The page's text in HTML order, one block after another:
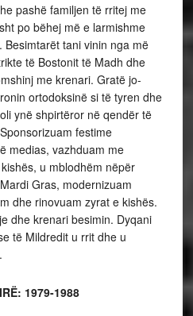
pashë familjen të rritej me
po bëhej më e larmishme
tani vinin nga më
të Bostonit të Madh dhe
me krenari. Gratë jo-
ortodoksinë si të tyren dhe
ynë shpirtëror në qendër të
festime
medias, vazhduam me
u mblodhëm nëpër
Gras, modernizuam
dhe rinovuam zyrat e kishës.
dhe krenari besimin. Dyqani
të Mildredit u rrit dhe u
1979-1988